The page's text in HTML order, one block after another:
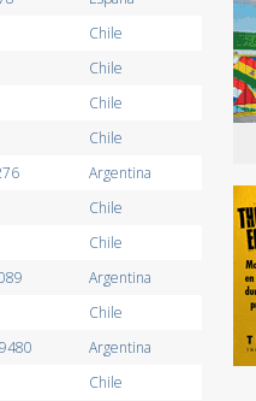
Chile
Chile
Chile
Chile
Argentina
Chile
Chile
Argentina
Chile
Argentina
Chile